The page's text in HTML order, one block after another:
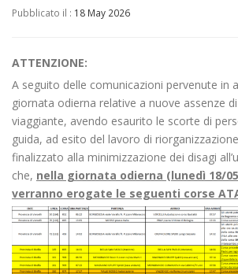
Pubblicato il : 18 May 2026
ATTENZIONE:
A seguito delle comunicazioni pervenute in
giornata odierna relative a nuove assenze
viaggiante, avendo esaurito le scorte di
guida, ad esito del lavoro di
finalizzato alla minimizzazione dei disagi
che, nella giornata odierna (lunedì 18/
verranno erogate le seguenti corse